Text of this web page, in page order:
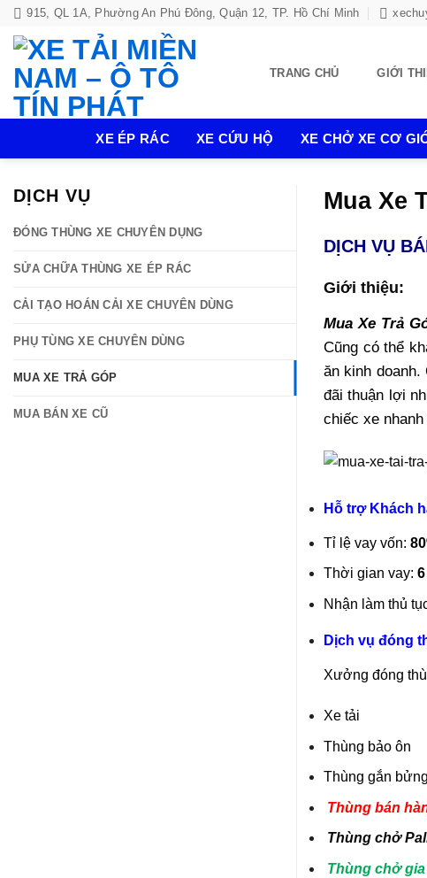
Bỏ
qua
nội
dung
915, QL 1A, Phường An Phú Đông, Quận 12, TP. Hồ Chí Minh
TRANG CHỦ GIỚI
XE ÉP RÁC XE CỨU HỘ XE CHỞ XE CƠ
DỊCH VỤ
ĐÓNG THÙNG XE CHUYÊN DỤNG
SỬA CHỮA THÙNG XE ÉP RÁC
CẢI TẠO HOÁN CẢI XE CHUYÊN DÙNG
PHỤ TÙNG XE CHUYÊN DÙNG
MUA XE TRẢ GÓP
MUA BÁN XE CŨ
Mua Xe
DỊCH VỤ
Giới thiệu:
Mua Xe Trả
Cũng có thể
ăn kinh
đãi thuận lợi
chiếc xe
Hỗ trợ Khách
Tỉ lệ vay vốn:
Thời gian vay: 6
Nhận làm thủ
Dịch vụ đóng
Xưởng đóng
Xe tải
Thùng bảo ôn
Thùng gắn
Thùng bán
Thùng chở
Thùng chở